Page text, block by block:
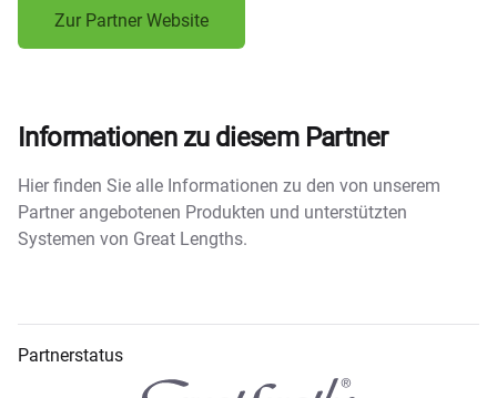
Zur Partner Website
Informationen zu diesem Partner
Hier finden Sie alle Informationen zu den von unserem
Partner angebotenen Produkten und unterstützten
Systemen von Great Lengths.
Partnerstatus